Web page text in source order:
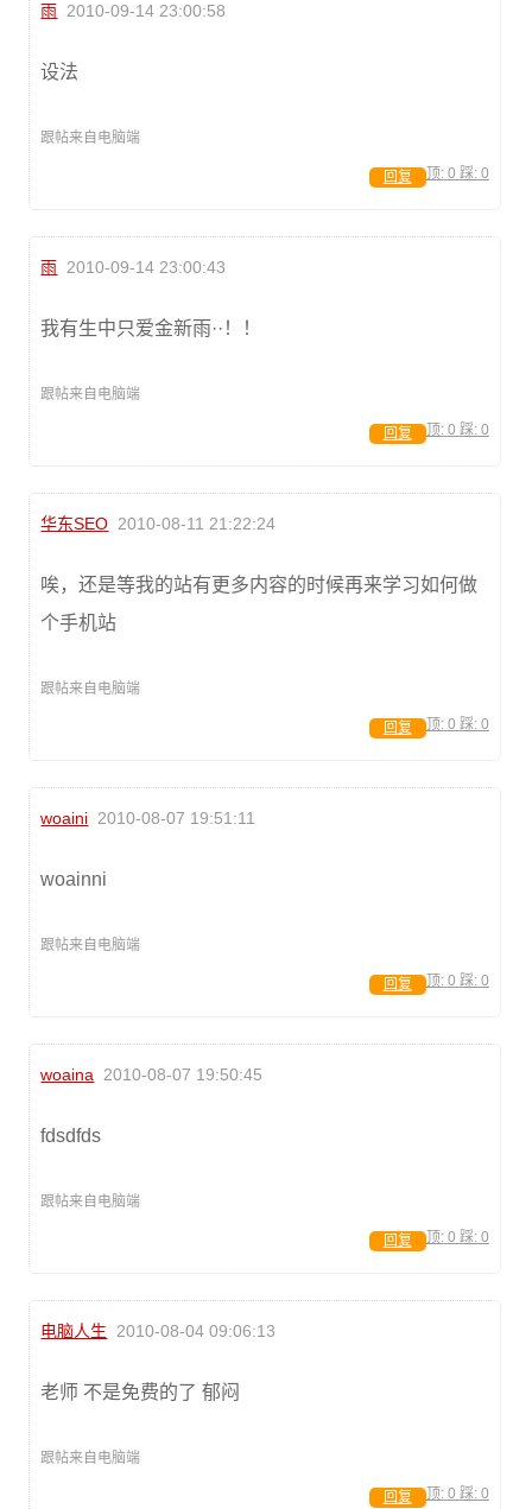
雨 2010-09-14 23:00:58
设法
跟帖来自电脑端
顶: 0 踩: 0
回复
雨 2010-09-14 23:00:43
我有生中只爱金新雨··！！
跟帖来自电脑端
顶: 0 踩: 0
回复
华东SEO 2010-08-11 21:22:24
唉，还是等我的站有更多内容的时候再来学习如何做
个手机站
跟帖来自电脑端
顶: 0 踩: 0
回复
woaini 2010-08-07 19:51:11
woainni
跟帖来自电脑端
顶: 0 踩: 0
回复
woaina 2010-08-07 19:50:45
fdsdfds
跟帖来自电脑端
顶: 0 踩: 0
回复
电脑人生 2010-08-04 09:06:13
老师 不是免费的了 郁闷
跟帖来自电脑端
顶: 0 踩: 0
回复